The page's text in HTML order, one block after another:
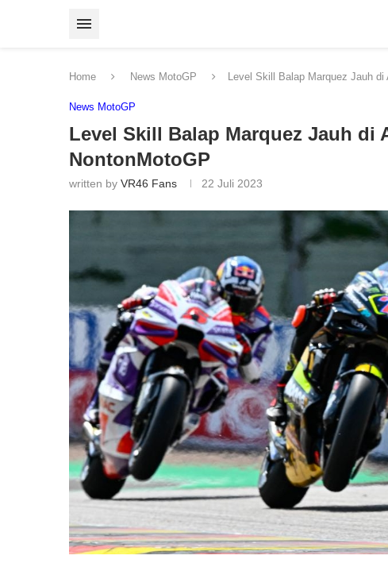
Home News MotoGP Level Skill Balap Marquez Jauh
News MotoGP
Level Skill Balap Marquez Jauh di
NontonMotoGP
written by VR46 Fans 22 Juli 2023